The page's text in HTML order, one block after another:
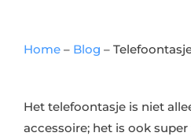
Home – Blog –
Het telefoontasje is niet
accessoire; het is ook